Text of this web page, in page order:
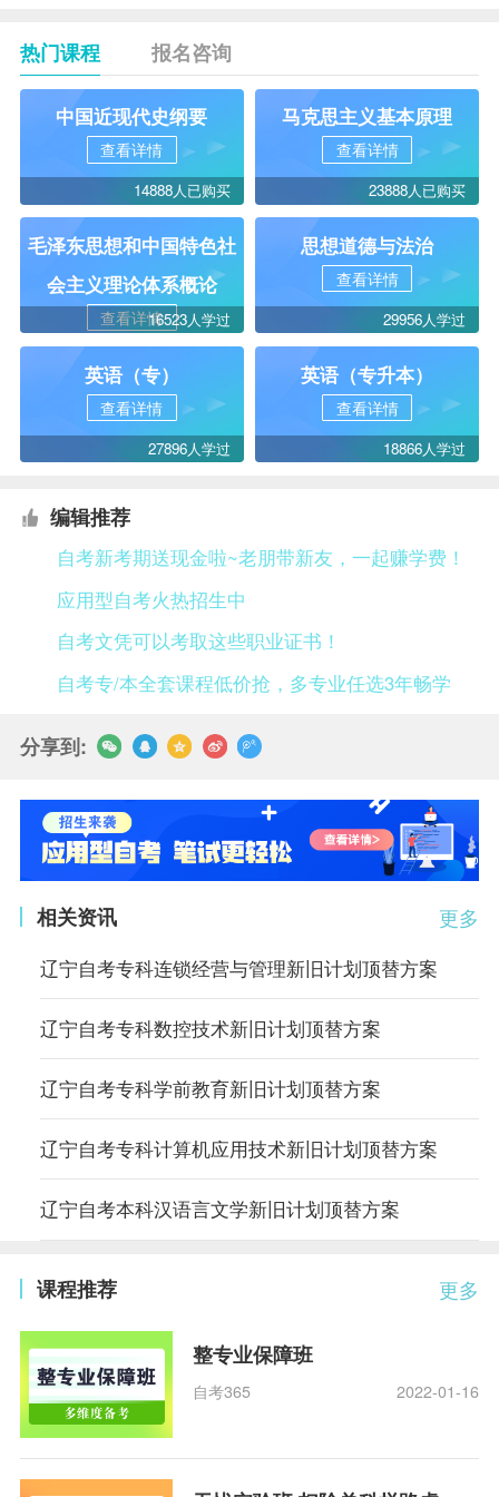
热门课程 报名咨询
中国近现代史纲要
查看详情
14888人已购买
马克思主义基本原理
查看详情
23888人已购买
毛泽东思想和中国特色社
会主义理论体系概论
查看详情16523人学过
思想道德与法治
查看详情
29956人学过
英语（专）
查看详情
27896人学过
英语（专升本）
查看详情
18866人学过
编辑推荐
自考新考期送现金啦~老朋带新友，一起赚学费！
应用型自考火热招生中
自考文凭可以考取这些职业证书！
自考专/本全套课程低价抢，多专业任选3年畅学
分享到:
更多
相关资讯
辽宁自考专科连锁经营与管理新旧计划顶替方案
辽宁自考专科数控技术新旧计划顶替方案
辽宁自考专科学前教育新旧计划顶替方案
辽宁自考专科计算机应用技术新旧计划顶替方案
辽宁自考本科汉语言文学新旧计划顶替方案
更多
课程推荐
整专业保障班
自考365 2022-01-16